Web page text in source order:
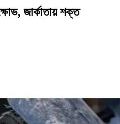
জার্কাতায় শক্ত